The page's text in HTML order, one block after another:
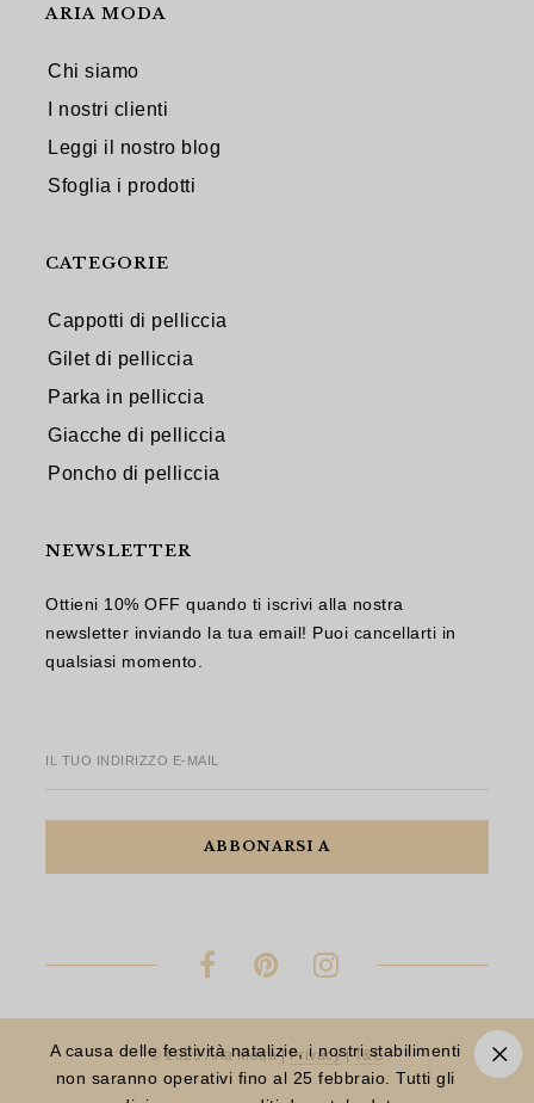
A causa delle festività natalizie, i nostri stabilimenti
non saranno operativi fino al 25 febbraio. Tutti gli
ARIA MODA
Chi siamo
I nostri clienti
Leggi il nostro blog
Sfoglia i prodotti
CATEGORIE
Cappotti di pelliccia
Gilet di pelliccia
Parka in pelliccia
Giacche di pelliccia
Poncho di pelliccia
NEWSLETTER
Ottieni 10% OFF quando ti iscrivi alla nostra
newsletter inviando la tua email! Puoi cancellarti in
qualsiasi momento.
IL TUO INDIRIZZO E-MAIL
© 2023 Aria Moda |Privacy|T&C